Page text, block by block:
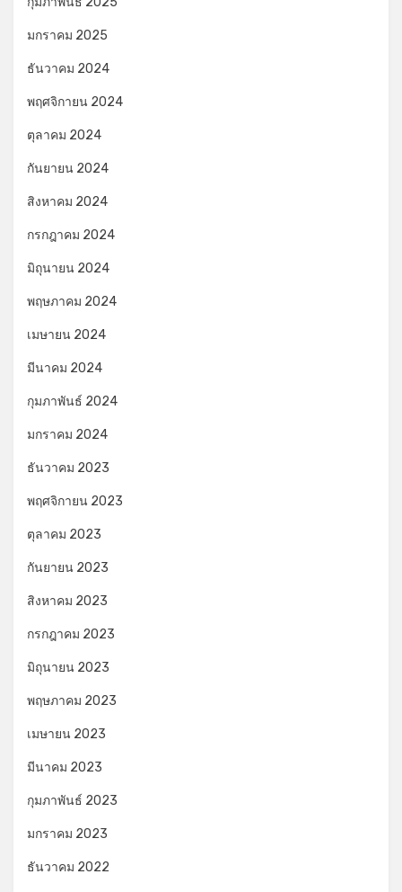
มกราคม 2025
ธันวาคม 2024
พฤศจิกายน 2024
ตุลาคม 2024
กันยายน 2024
สิงหาคม 2024
กรกฎาคม 2024
มิถุนายน 2024
พฤษภาคม 2024
เมษายน 2024
มีนาคม 2024
กุมภาพันธ์ 2024
มกราคม 2024
ธันวาคม 2023
พฤศจิกายน 2023
ตุลาคม 2023
กันยายน 2023
สิงหาคม 2023
กรกฎาคม 2023
มิถุนายน 2023
พฤษภาคม 2023
เมษายน 2023
มีนาคม 2023
กุมภาพันธ์ 2023
มกราคม 2023
ธันวาคม 2022